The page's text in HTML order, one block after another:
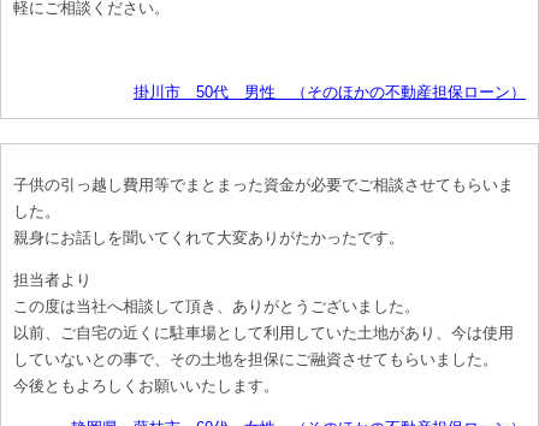
軽にご相談ください。
掛川市 50代 男性 （そのほかの不動産担保ローン）
子供の引っ越し費用等でまとまった資金が必要でご相談させてもらいま
した。
親身にお話しを聞いてくれて大変ありがたかったです。
担当者より
この度は当社へ相談して頂き、ありがとうございました。
以前、ご自宅の近くに駐車場として利用していた土地があり、今は使用
していないとの事で、その土地を担保にご融資させてもらいました。
今後ともよろしくお願いいたします。